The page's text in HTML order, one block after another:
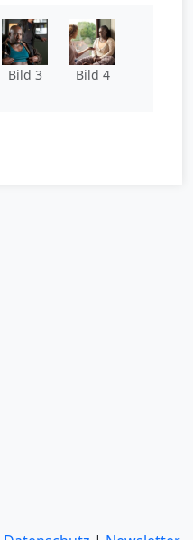
Bild 3 Bild 4